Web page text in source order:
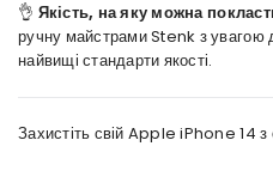
👌 Якість, на яку можна
ручну майстрами Stenk з увагою
найвищі стандарти якості.
Захистіть свій Apple iPhone 14